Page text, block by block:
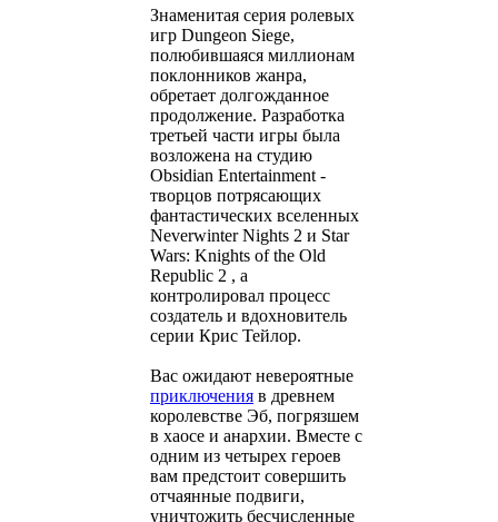
Знаменитая серия ролевых
игр Dungeon Siege,
полюбившаяся миллионам
поклонников жанра,
обретает долгожданное
продолжение. Разработка
третьей части игры была
возложена на студию
Obsidian Entertainment -
творцов потрясающих
фантастических вселенных
Neverwinter Nights 2 и Star
Wars: Knights of the Old
Republic 2 , а
контролировал процесс
создатель и вдохновитель
серии Крис Тейлор.
Вас ожидают невероятные
приключения в древнем
королевстве Эб, погрязшем
в хаосе и анархии. Вместе с
одним из четырех героев
вам предстоит совершить
отчаянные подвиги,
уничтожить бесчисленные